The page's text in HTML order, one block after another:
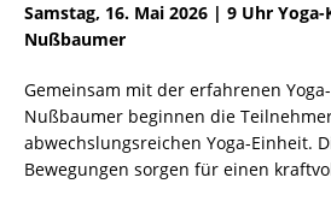
Samstag, 16. Mai 2026 | 9 Uhr
Nußbaumer
Gemeinsam mit der erfahrenen
Nußbaumer beginnen die
abwechslungsreichen Yoga-Einheit.
Bewegungen sorgen für einen